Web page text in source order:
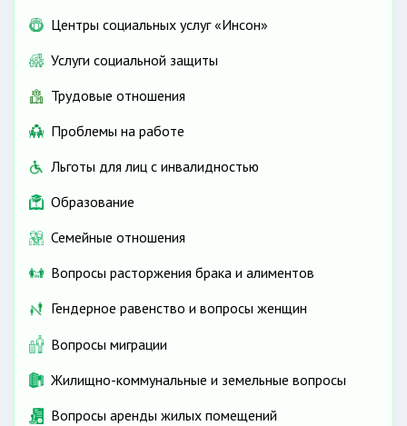
Центры социальных услуг «Инсон»
Услуги социальной защиты
Трудовые отношения
Проблемы на работе
Льготы для лиц с инвалидностью
Образование
Семейные отношения
Вопросы расторжения брака и алиментов
Гендерное равенство и вопросы женщин
Вопросы миграции
Жилищно-коммунальные и земельные вопросы
Вопросы аренды жилых помещений